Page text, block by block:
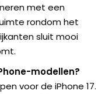
met een
rondom het
sluit mooi
modellen?
voor de iPhone 17.